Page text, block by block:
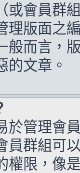
或會員群
理版面之
般而言，
的文章。
於管理會
員群組可
權限，像